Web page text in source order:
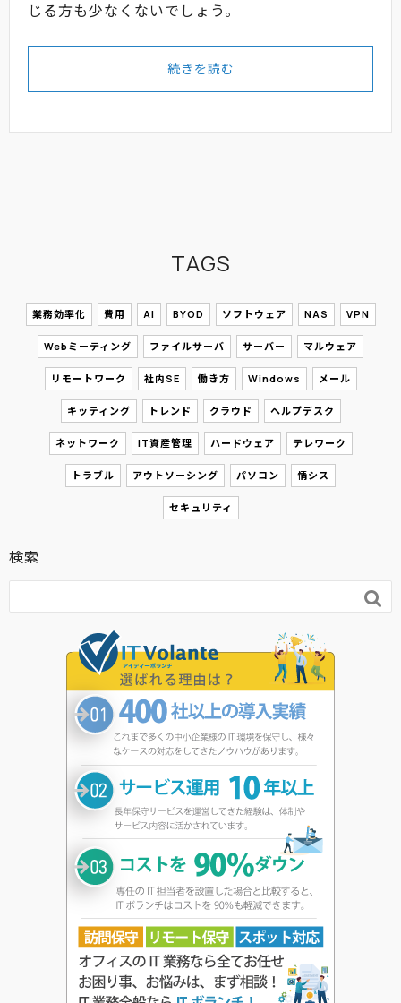
じる方も少なくないでしょう。
続きを読む
TAGS
業務効率化 費用 AI BYOD ソフトウェア NAS VPN
Webミーティング ファイルサーバ サーバー マルウェア
リモートワーク 社内SE 働き方 Windows メール
キッティング トレンド クラウド ヘルプデスク
ネットワーク IT資産管理 ハードウェア テレワーク
トラブル アウトソーシング パソコン 情シス
セキュリティ
検索